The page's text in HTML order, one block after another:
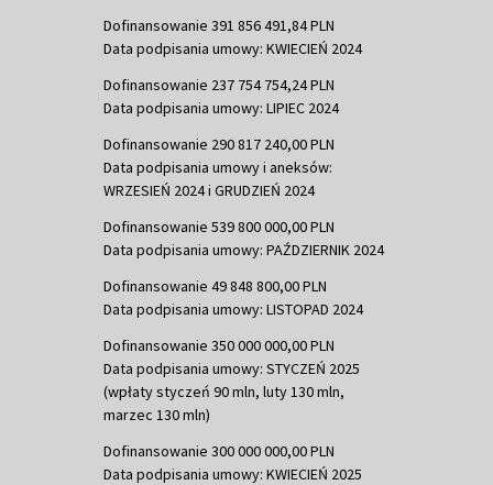
Dofinansowanie 391 856 491,84 PLN
Data podpisania umowy: KWIECIEŃ 2024
Dofinansowanie 237 754 754,24 PLN
Data podpisania umowy: LIPIEC 2024
Dofinansowanie 290 817 240,00 PLN
Data podpisania umowy i aneksów:
WRZESIEŃ 2024 i GRUDZIEŃ 2024
Dofinansowanie 539 800 000,00 PLN
Data podpisania umowy: PAŹDZIERNIK 2024
Dofinansowanie 49 848 800,00 PLN
Data podpisania umowy: LISTOPAD 2024
Dofinansowanie 350 000 000,00 PLN
Data podpisania umowy: STYCZEŃ 2025
(wpłaty styczeń 90 mln, luty 130 mln,
marzec 130 mln)
Dofinansowanie 300 000 000,00 PLN
Data podpisania umowy: KWIECIEŃ 2025